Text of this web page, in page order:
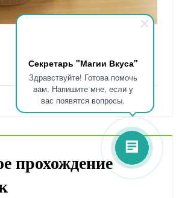
Секретарь "Магии Вкуса"
Здравствуйте! Готова помочь
вам. Напишите мне, если у
вас появятся вопросы.
прохождение